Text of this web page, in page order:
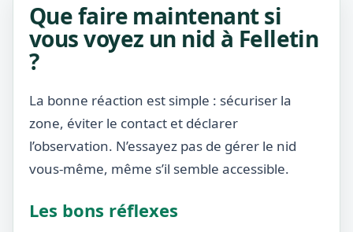
Que faire maintenant si
vous voyez un nid à Felletin
?
La bonne réaction est simple : sécuriser la
zone, éviter le contact et déclarer
l’observation. N’essayez pas de gérer le nid
vous-même, même s’il semble accessible.
Les bons réflexes